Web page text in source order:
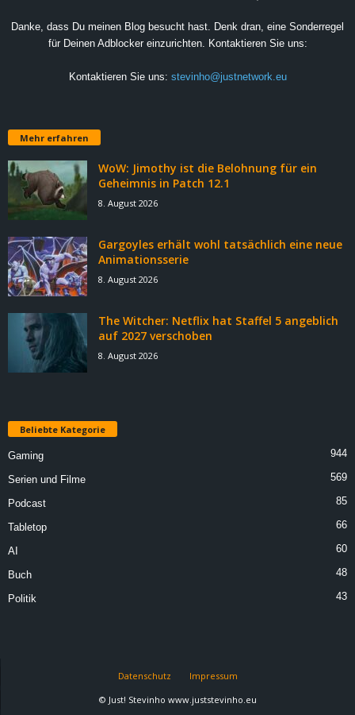
Danke, dass Du meinen Blog besucht hast. Denk dran, eine Sonderregel
für Deinen Adblocker einzurichten. Kontaktieren Sie uns:
Kontaktieren Sie uns: stevinho@justnetwork.eu
Mehr erfahren
WoW: Jimothy ist die Belohnung für ein
Geheimnis in Patch 12.1
8. August 2026
Gargoyles erhält wohl tatsächlich eine neue
Animationsserie
8. August 2026
The Witcher: Netflix hat Staffel 5 angeblich
auf 2027 verschoben
8. August 2026
Beliebte Kategorie
Gaming 944
Serien und Filme 569
Podcast 85
Tabletop 66
AI 60
Buch 48
Politik 43
Datenschutz
Impressum
© Just! Stevinho www.juststevinho.eu